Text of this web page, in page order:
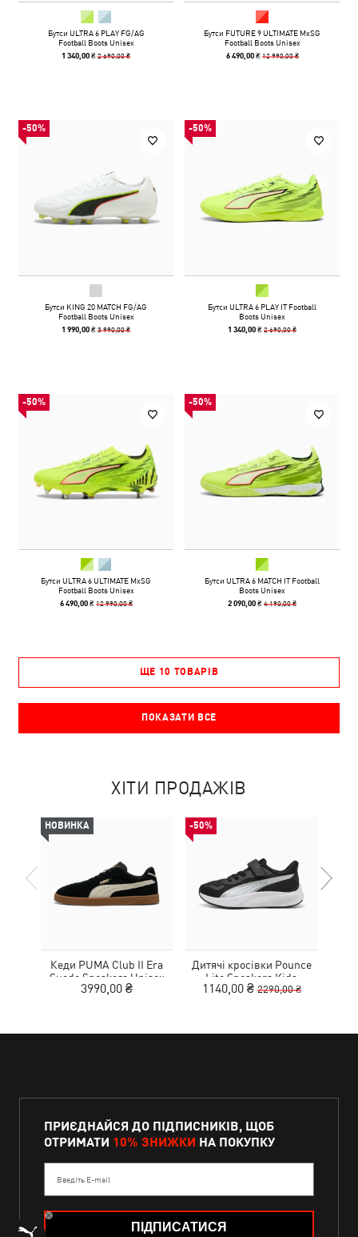
Бутси ULTRA 6 PLAY FG/AG
Football Boots Unisex
1 340,00 ₴2 690,00 ₴
Бутси FUTURE 9 ULTIMATE MxSG
Football Boots Unisex
6 490,00 ₴ 12 990,00 ₴
-50%
Бутси KING 20 MATCH FG/AG
Football Boots Unisex
1 990,00 ₴3 990,00 ₴
-50%
Бутси ULTRA 6 PLAY IT Football
Boots Unisex
1 340,00 ₴2 690,00 ₴
-50%
Бутси ULTRA 6 ULTIMATE MxSG
Football Boots Unisex
6 490,00 ₴ 12 990,00 ₴
-50%
Бутси ULTRA 6 MATCH IT Football
Boots Unisex
2 090,00 ₴4 190,00 ₴
ЩЕ 10 ТОВАРІВ
ПОКАЗАТИ ВСЕ
ХІТИ ПРОДАЖІВ
НОВИНКА
Кеди PUMA Club II Era
Suede Sneakers Unisex
3990,00 ₴
-50%
Дитячі кросівки Pounce
Lite Sneakers Kids
1140,00 ₴ 2290,00 ₴
ПРИЄДНАЙСЯ ДО ПІДПИСНИКІВ, ЩОБ
ОТРИМАТИ 10% ЗНИЖКИ НА ПОКУПКУ
Введіть E-mail
ПІДПИСАТИСЯ